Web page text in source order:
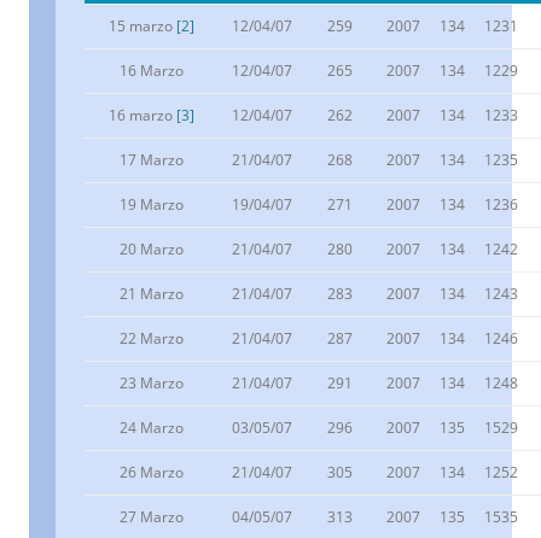
15 marzo [2] 12/04/07 259 2007 134 1231
16 Marzo 12/04/07 265 2007 134 1229
16 marzo [3] 12/04/07 262 2007 134 1233
17 Marzo 21/04/07 268 2007 134 1235
19 Marzo 19/04/07 271 2007 134 1236
20 Marzo 21/04/07 280 2007 134 1242
21 Marzo 21/04/07 283 2007 134 1243
22 Marzo 21/04/07 287 2007 134 1246
23 Marzo 21/04/07 291 2007 134 1248
24 Marzo 03/05/07 296 2007 135 1529
26 Marzo 21/04/07 305 2007 134 1252
27 Marzo 04/05/07 313 2007 135 1535